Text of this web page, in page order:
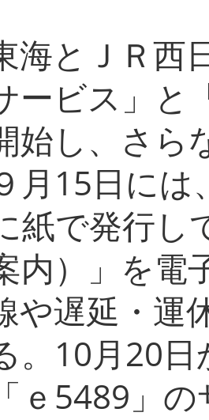
海とＪＲ西
ービス」
始し、さら
月15日に
紙で発行し
内）」を電
や遅延・運
。10月20
ｅ5489」